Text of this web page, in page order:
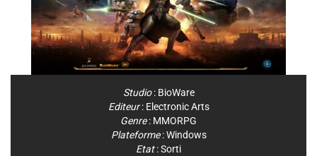
Studio: BioWare
Editeur: Electronic Arts
Genre: MMORPG
Plateforme:Windows
Etat: Sorti